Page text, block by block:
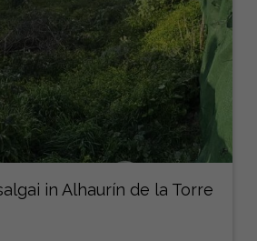
in Alhaurín de la Torre